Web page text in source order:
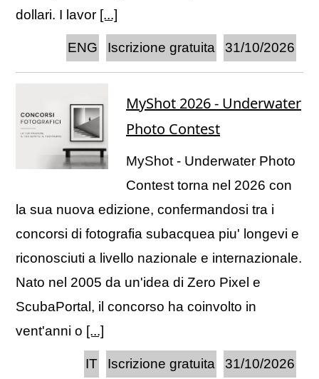
dollari. I lavor [...]
31/10/2026
Iscrizione gratuita
ENG
MyShot 2026 - Underwater
Photo Contest
MyShot - Underwater Photo
Contest torna nel 2026 con
la sua nuova edizione, confermandosi tra i
concorsi di fotografia subacquea piu' longevi e
riconosciuti a livello nazionale e internazionale.
Nato nel 2005 da un'idea di Zero Pixel e
ScubaPortal, il concorso ha coinvolto in
vent'anni o [...]
31/10/2026
Iscrizione gratuita
IT